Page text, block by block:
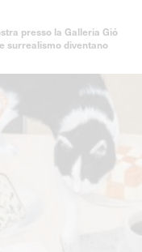
presso la Galleria Gió
surrealismo diventano